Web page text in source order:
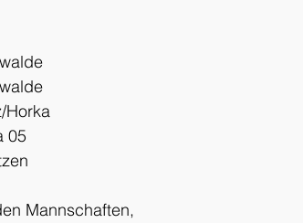
Horka
05
Mannschaften,